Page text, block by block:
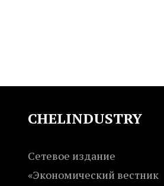
CHELINDUSTRY
Сетевое издание
«Экономический вестник